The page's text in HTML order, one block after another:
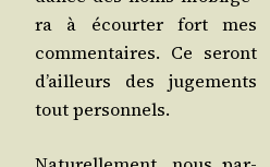
ra à écour­ter fort mes
com­men­taires. Ce seront
d’ailleurs des juge­ments
tout personnels.